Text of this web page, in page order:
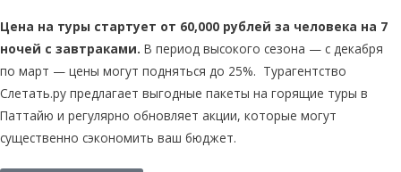
Цена на туры стартует от 60,000 рублей за человека на 7
ночей с завтраками. В период высокого сезона — с декабря
по март — цены могут подняться до 25%. Турагентство
Слетать.ру предлагает выгодные пакеты на горящие туры в
Паттайю и регулярно обновляет акции, которые могут
существенно сэкономить ваш бюджет.